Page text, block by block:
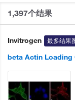
1,397个结果
Invitrogen 最多结果
beta Actin Loading